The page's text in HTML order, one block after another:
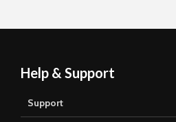
Help & Support
Support